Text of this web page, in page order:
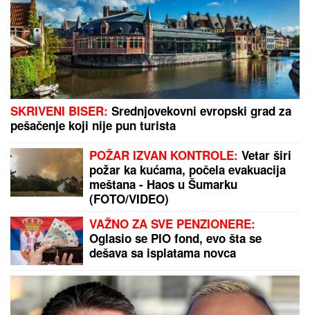
SKRIVENI BISER: Srednjovekovni evropski grad za
pešačenje koji nije pun turista
POŽAR IZVAN KONTROLE: Vetar širi
požar ka kućama, počela evakuacija
meštana - Haos u Šumarku
(FOTO/VIDEO)
VAŽNO ZA SVE PENZIONERE:
Oglasio se PIO fond, evo šta se
dešava sa isplatama novca